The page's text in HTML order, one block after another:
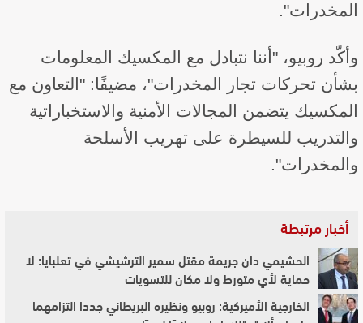
المخدرات".
وأكّد روبيو، "أننا نتبادل مع المكسيك المعلومات
بشأن تحركات تجار المخدرات"، مضيفًا: "التعاون مع
المكسيك يتضمن المجالات الأمنية والاستخباراتية
والتدريب للسيطرة على تهريب الأسلحة
والمخدرات".
أخبار مرتبطة
الحشيمي دان جريمة مقتل سمير الترشيشي في تعلبايا: لا
حماية لأي متورط ولا مكان للتسويات
الخارجية الأميركية: روبيو ونظيره البريطاني جددا التزامهما